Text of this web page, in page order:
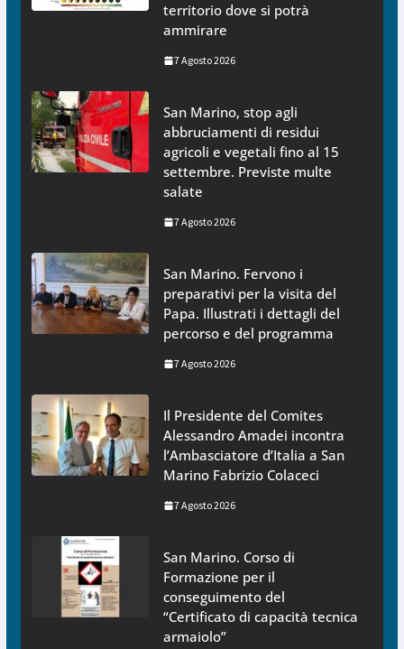
territorio dove si potrà
ammirare
7 Agosto 2026
San Marino, stop agli
abbruciamenti di residui
agricoli e vegetali fino al 15
settembre. Previste multe
salate
7 Agosto 2026
San Marino. Fervono i
preparativi per la visita del
Papa. Illustrati i dettagli del
percorso e del programma
7 Agosto 2026
Il Presidente del Comites
Alessandro Amadei incontra
l’Ambasciatore d’Italia a San
Marino Fabrizio Colaceci
7 Agosto 2026
San Marino. Corso di
Formazione per il
conseguimento del
“Certificato di capacità tecnica
armaiolo”